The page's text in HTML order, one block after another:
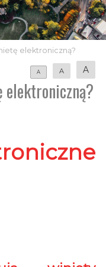
elektroniczną?
A A A